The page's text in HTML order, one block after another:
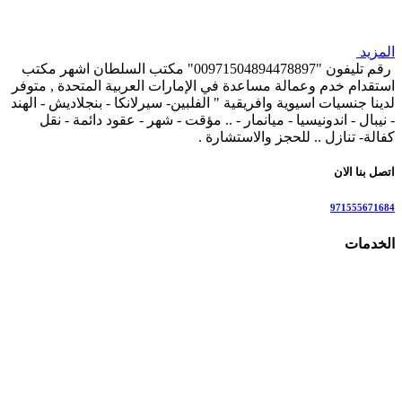
المزيد
رقم تليفون "00971504894478897" مكتب السلطان اشهر مكتب
استقدام خدم وعمالة مساعدة في الإمارات العربية المتحدة , متوفر
لدينا جنسيات اسيوية وافريقية " الفلبين- سيرلانكا - بنجلاديش - الهند
- نيبال - اندونيسيا - ميانمار - .. مؤقت - شهر - عقود دائمة - نقل
كفالة- تنازل .. للحجز والاستشارة .
اتصل بنا الان
971555671684
الخدمات